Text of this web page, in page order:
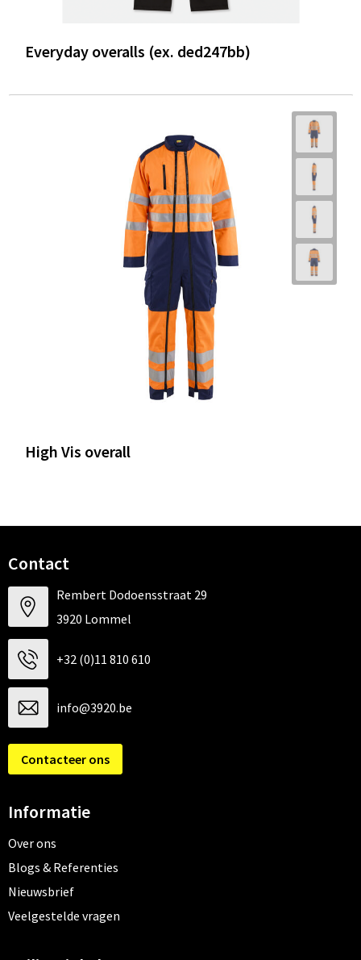
Everyday overalls (ex. ded247bb)
High Vis overall
Contact
Rembert Dodoensstraat 29
3920 Lommel
+32 (0)11 810 610
info@3920.be
Contacteer ons
Informatie
Over ons
Blogs & Referenties
Nieuwsbrief
Veelgestelde vragen